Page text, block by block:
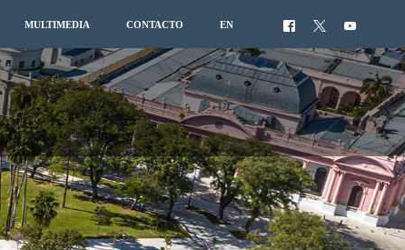
MULTIMEDIA CONTACTO EN